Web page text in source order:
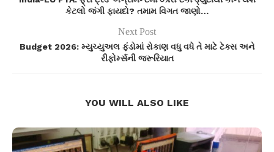
કેટલો જંગી ફાયદો? તમામ વિગત જાણો…
Next Post
Budget 2026: મ્યુચ્યુઅલ ફંડોમાં રોકાણ વધુ વધે તે માટે ટેક્સ અને
રીફોર્મ્સની જરૂરિયાત
YOU WILL ALSO LIKE